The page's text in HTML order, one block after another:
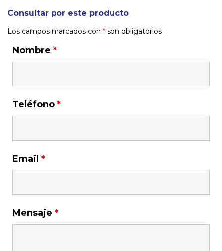
Consultar por este producto
Los campos marcados con * son obligatorios
Nombre *
Teléfono *
Email *
Mensaje *